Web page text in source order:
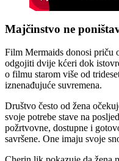
Majčinstvo ne
Film Mermaids donosi priču
odgojiti dvije kćeri dok
o filmu starom više od
iznenađujuće suvremena.
Društvo često od žena
svoje potrebe stave na
požrtvovne, dostupne i
savršene. One imaju svoje